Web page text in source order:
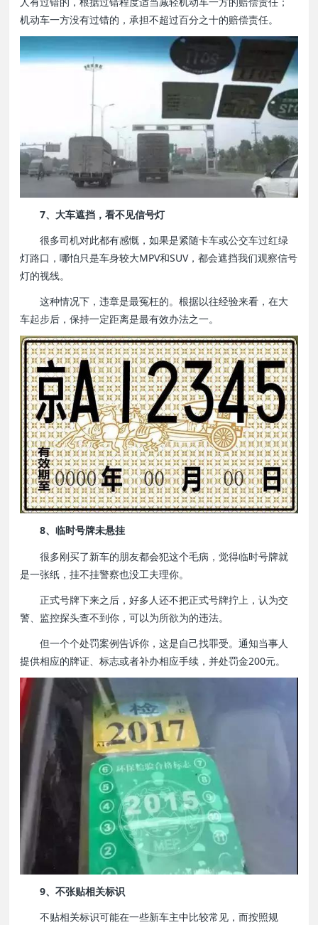
机动车一方没有过错的，承担不超过百分之十的赔偿责任。
7、大车遮挡，看不见信号灯
很多司机对此都有感慨，如果是紧随卡车或公交车过红绿
灯路口，哪怕只是车身较大MPV和SUV，都会遮挡我们观察信号
灯的视线。
这种情况下，违章是最冤枉的。根据以往经验来看，在大
车起步后，保持一定距离是最有效办法之一。
8、临时号牌未悬挂
很多刚买了新车的朋友都会犯这个毛病，觉得临时号牌就
是一张纸，挂不挂警察也没工夫理你。
正式号牌下来之后，好多人还不把正式号牌拧上，认为交
警、监控探头查不到你，可以为所欲为的违法。
但一个个处罚案例告诉你，这是自己找罪受。通知当事人
提供相应的牌证、标志或者补办相应手续，并处罚金200元。
9、不张贴相关标识
不贴相关标识可能在一些新车主中比较常见，而按照规